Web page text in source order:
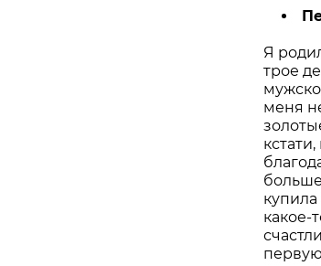
Я
трое
меня
какое-